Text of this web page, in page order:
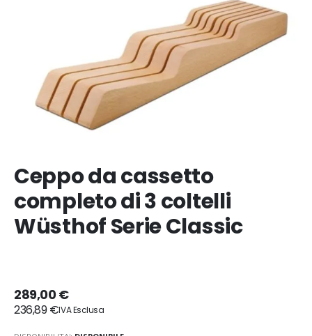
Ceppo da cassetto
completo di 3 coltelli
Wüsthof Serie Classic
289,00 €
236,89 €